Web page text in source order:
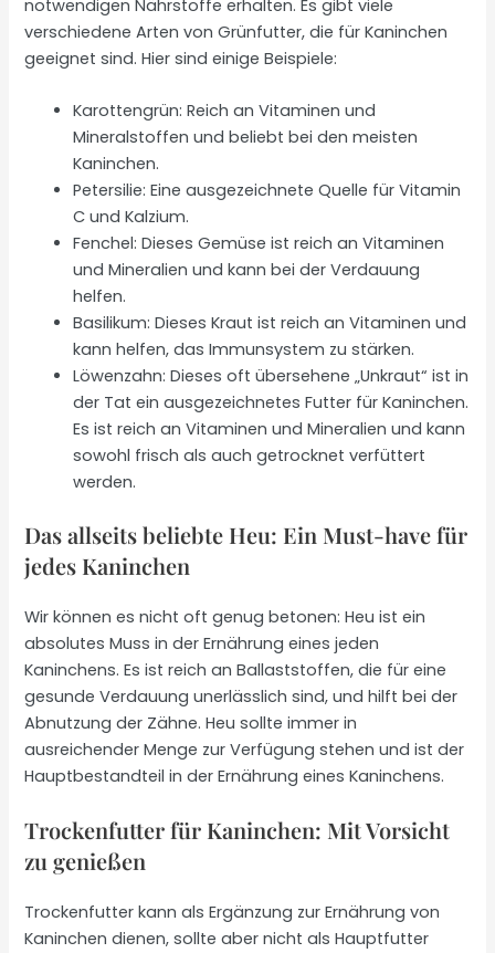
notwendigen Nährstoffe erhalten. Es gibt viele
verschiedene Arten von Grünfutter, die für Kaninchen
geeignet sind. Hier sind einige Beispiele:
Karottengrün: Reich an Vitaminen und
Mineralstoffen und beliebt bei den meisten
Kaninchen.
Petersilie: Eine ausgezeichnete Quelle für Vitamin
C und Kalzium.
Fenchel: Dieses Gemüse ist reich an Vitaminen
und Mineralien und kann bei der Verdauung
helfen.
Basilikum: Dieses Kraut ist reich an Vitaminen und
kann helfen, das Immunsystem zu stärken.
Löwenzahn: Dieses oft übersehene „Unkraut“ ist in
der Tat ein ausgezeichnetes Futter für Kaninchen.
Es ist reich an Vitaminen und Mineralien und kann
sowohl frisch als auch getrocknet verfüttert
werden.
Das allseits beliebte Heu: Ein Must-have für
jedes Kaninchen
Wir können es nicht oft genug betonen: Heu ist ein
absolutes Muss in der Ernährung eines jeden
Kaninchens. Es ist reich an Ballaststoffen, die für eine
gesunde Verdauung unerlässlich sind, und hilft bei der
Abnutzung der Zähne. Heu sollte immer in
ausreichender Menge zur Verfügung stehen und ist der
Hauptbestandteil in der Ernährung eines Kaninchens.
Trockenfutter für Kaninchen: Mit Vorsicht
zu genießen
Trockenfutter kann als Ergänzung zur Ernährung von
Kaninchen dienen, sollte aber nicht als Hauptfutter